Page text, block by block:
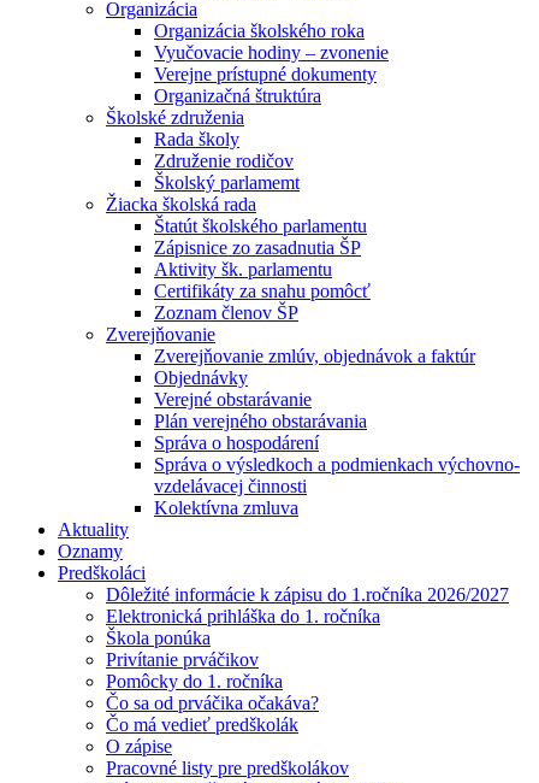
Organizácia
Organizácia školského roka
Vyučovacie hodiny – zvonenie
Verejne prístupné dokumenty
Organizačná štruktúra
Školské združenia
Rada školy
Združenie rodičov
Školský parlamemt
Žiacka školská rada
Štatút školského parlamentu
Zápisnice zo zasadnutia ŠP
Aktivity šk. parlamentu
Certifikáty za snahu pomôcť
Zoznam členov ŠP
Zverejňovanie
Zverejňovanie zmlúv, objednávok a faktúr
Objednávky
Verejné obstarávanie
Plán verejného obstarávania
Správa o hospodárení
Správa o výsledkoch a podmienkach výchovno-
vzdelávacej činnosti
Kolektívna zmluva
Aktuality
Oznamy
Predškoláci
Dôležité informácie k zápisu do 1.ročníka 2026/2027
Elektronická prihláška do 1. ročníka
Škola ponúka
Privítanie prváčikov
Pomôcky do 1. ročníka
Čo sa od prváčika očakáva?
Čo má vedieť predškolák
O zápise
Pracovné listy pre predškolákov